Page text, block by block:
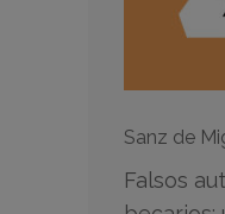
Sanz de
Falsos